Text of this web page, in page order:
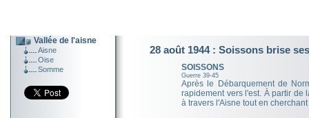
Vallée de l'aisne
Aisne
Oise
Somme
28 août 1944 : Soissons brise
SOISSONS
Guerre 39-45
Après le Débarquement de
rapidement vers l'est. À partir de
à travers l'Aisne tout en